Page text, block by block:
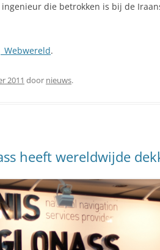
die betrokken is bij de
Webwereld.
2011 door nieuws.
heeft wereldwijde